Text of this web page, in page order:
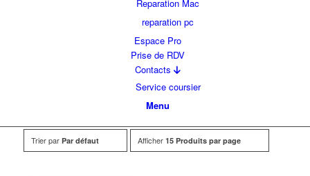
Reparation Mac
reparation pc
Espace Pro
Prise de RDV
Contacts
Service coursier
Menu
Trier par Par défaut Afficher 15 Produits par page